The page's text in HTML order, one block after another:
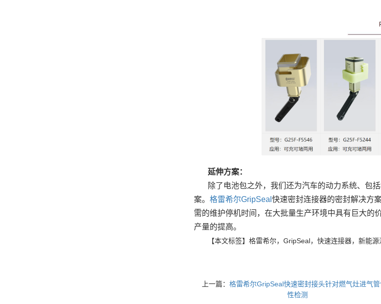
延伸方案：
除了电池包之外，我们还为汽车的动力系统、包
案。 格雷希尔GripSeal 快速密封连接器的密封解决方
需的维护停机时间，在大批量生产环境中具有巨大的
产量的提高。
【本文标签】格雷希尔，GripSeal，快速连接器，新能
上一篇： 格雷希尔GripSeal快速密封接头针对燃气灶进气
性检测